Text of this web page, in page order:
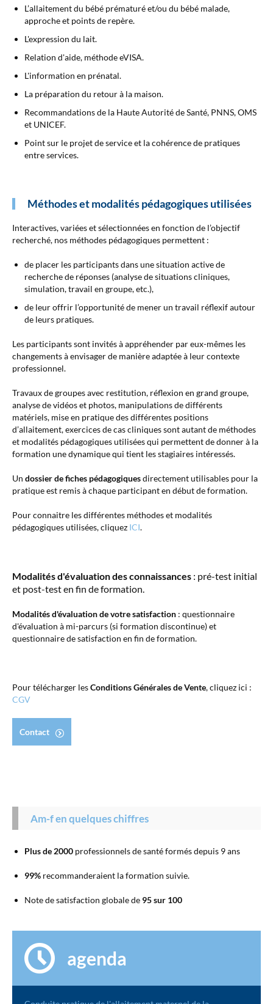
L’allaitement du bébé prématuré et/ou du bébé malade,
approche et points de repère.
L'expression du lait.
Relation d'aide, méthode eVISA.
L'information en prénatal.
La préparation du retour à la maison.
Recommandations de la Haute Autorité de Santé, PNNS, OMS
et UNICEF.
Point sur le projet de service et la cohérence de pratiques
entre services.
Méthodes et modalités pédagogiques utilisées
Interactives, variées et sélectionnées en fonction de l’objectif
recherché, nos méthodes pédagogiques permettent :
de placer les participants dans une situation active de
recherche de réponses (analyse de situations cliniques,
simulation, travail en groupe, etc.),
de leur offrir l’opportunité de mener un travail réflexif autour
de leurs pratiques.
Les participants sont invités à appréhender par eux-mêmes les
changements à envisager de manière adaptée à leur contexte
professionnel.
Travaux de groupes avec restitution, réflexion en grand groupe,
analyse de vidéos et photos, manipulations de différents
matériels, mise en pratique des différentes positions
d’allaitement, exercices de cas cliniques sont autant de méthodes
et modalités pédagogiques utilisées qui permettent de donner à la
formation une dynamique qui tient les stagiaires intéressés.
Un dossier de fiches pédagogiquesdirectement utilisables pour la
pratique est remis à chaque participant en début de formation.
Pour connaitre les différentes méthodes et modalités
pédagogiques utilisées, cliquez ICI.
Modalités d'évaluation des connaissances : pré-test initial
et post-test en fin de formation.
Modalités d'évaluation de votre satisfaction : questionnaire
d'évaluation à mi-parcurs (si formation discontinue) et
questionnaire de satisfaction en fin de formation.
Pour télécharger lesConditions Générales de Vente, cliquez ici :
CGV
Contact
Am-f en quelques chiffres
Plus de 2000 professionnels de santé formés depuis 9 ans
99% recommanderaient la formation suivie.
Note de satisfaction globale de 95 sur 100
agenda